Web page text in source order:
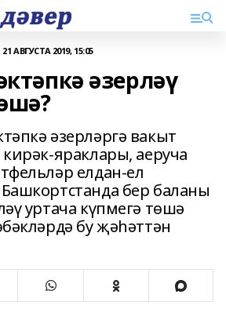
21 АВГУСТА 2019, 15:05
әзерләү
әзерләргә вакыт
яраклары, аеруча
елдан-ел
бер баланы
уртача күпмегә төшә
бу җәһәттән